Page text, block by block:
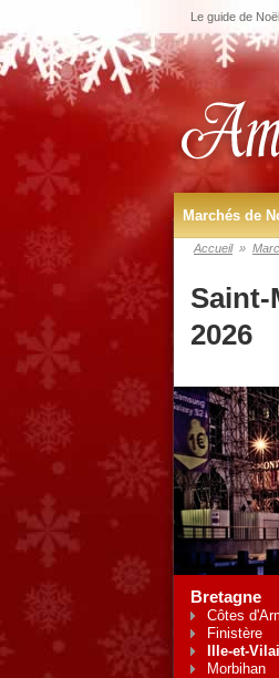
Le guide de
Marchés de
Accueil »
Saint-
2026
Bretagne
Côtes
Finistère
Ille-et-
Morbihan